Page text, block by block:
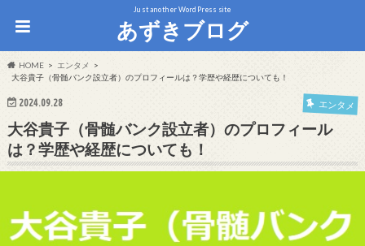
Just another WordPress site
あずきブログ
HOME
エンタメ
大谷貴子（骨髄バンク設立者）のプロフィールは？学歴や経歴についても！
2024.09.28 エンタメ
大谷貴子（骨髄バンク設立者）のプロフィール
は？学歴や経歴についても！